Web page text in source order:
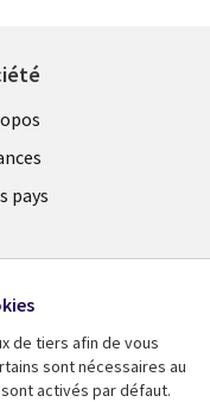
pays
de presse
de tiers afin de vous
sont nécessaires au
activés par défaut.